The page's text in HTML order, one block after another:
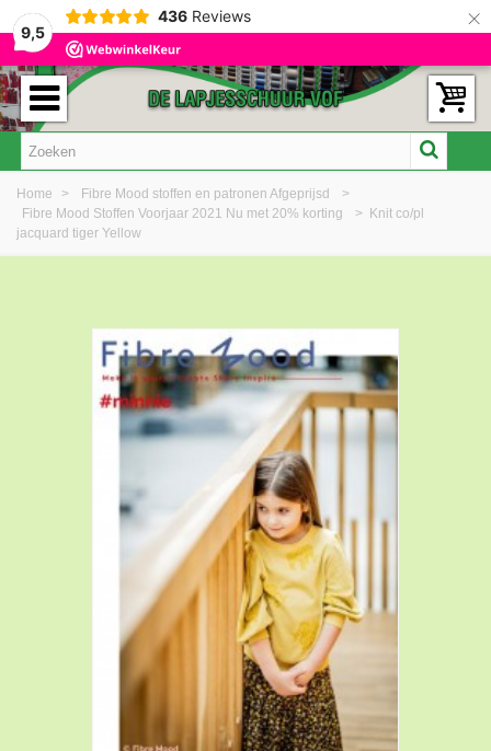
9,5
436 Reviews ×
Home > Fibre Mood stoffen en patronen Afgeprijsd
>
Fibre Mood Stoffen Voorjaar 2021 Nu met 20% korting
> Knit co/pl
jacquard tiger Yellow